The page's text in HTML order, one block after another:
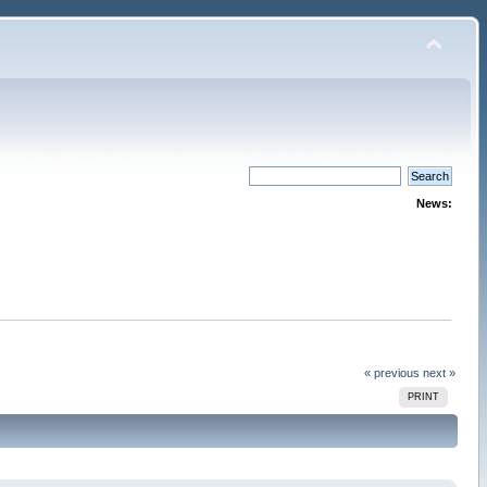
News:
« previous next »
PRINT